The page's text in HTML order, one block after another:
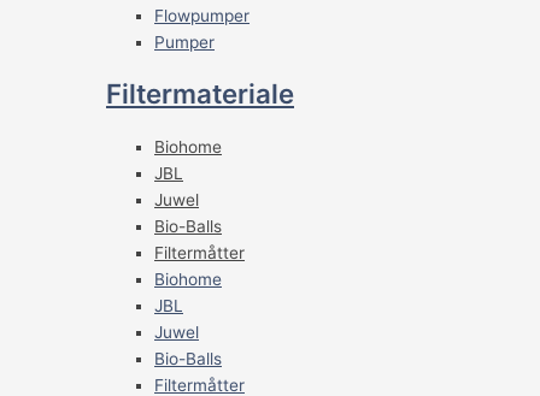
Flowpumper
Pumper
Filtermateriale
Biohome
JBL
Juwel
Bio-Balls
Filtermåtter
Biohome
JBL
Juwel
Bio-Balls
Filtermåtter